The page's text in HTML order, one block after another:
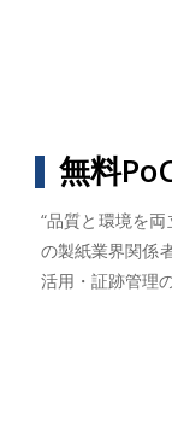
無料
“品質と環境を
の製紙業界関係
活用・証跡管理